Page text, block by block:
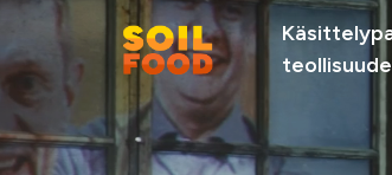
Suosittelemme